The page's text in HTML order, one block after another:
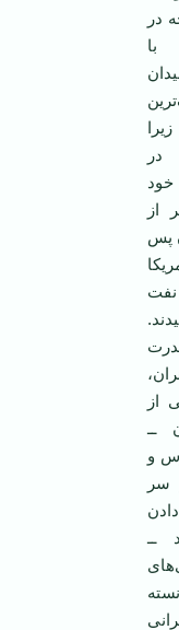
در
با
در
از
پس
از
ــ
و
سر
ــ